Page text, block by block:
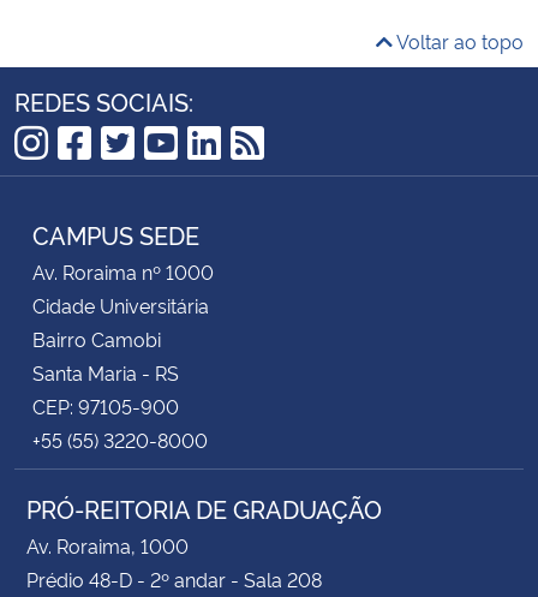
Voltar ao topo
REDES SOCIAIS:
Instagram
Facebook
Twitter
YouTube
LinkedIn
RSS
CAMPUS SEDE
Av. Roraima nº 1000
Cidade Universitária
Bairro Camobi
Santa Maria - RS
CEP: 97105-900
+55 (55) 3220-8000
PRÓ-REITORIA DE GRADUAÇÃO
Av. Roraima, 1000
Prédio 48-D - 2º andar - Sala 208